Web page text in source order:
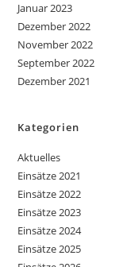
Januar 2023
Dezember 2022
November 2022
September 2022
Dezember 2021
Kategorien
Aktuelles
Einsätze 2021
Einsätze 2022
Einsätze 2023
Einsätze 2024
Einsätze 2025